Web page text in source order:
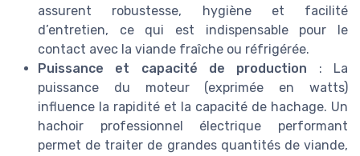
assurent robustesse, hygiène et facilité
d’entretien, ce qui est indispensable pour le
contact avec la viande fraîche ou réfrigérée.
Puissance et capacité de production : La
puissance du moteur (exprimée en watts)
influence la rapidité et la capacité de hachage. Un
hachoir professionnel électrique performant
permet de traiter de grandes quantités de viande,